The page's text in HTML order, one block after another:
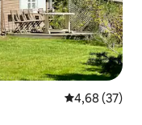
4,68 de uma
4,68 (37)